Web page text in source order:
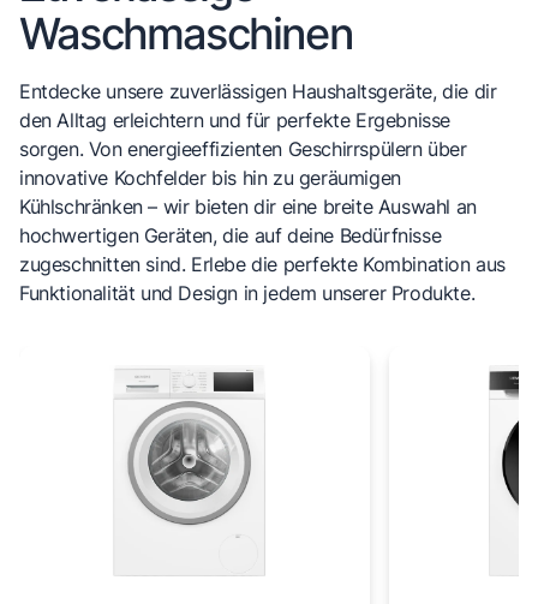
Waschmaschinen
Entdecke unsere zuverlässigen Haushaltsgeräte, die dir
den Alltag erleichtern und für perfekte Ergebnisse
sorgen. Von energieeffizienten Geschirrspülern über
innovative Kochfelder bis hin zu geräumigen
Kühlschränken – wir bieten dir eine breite Auswahl an
hochwertigen Geräten, die auf deine Bedürfnisse
zugeschnitten sind. Erlebe die perfekte Kombination aus
Funktionalität und Design in jedem unserer Produkte.